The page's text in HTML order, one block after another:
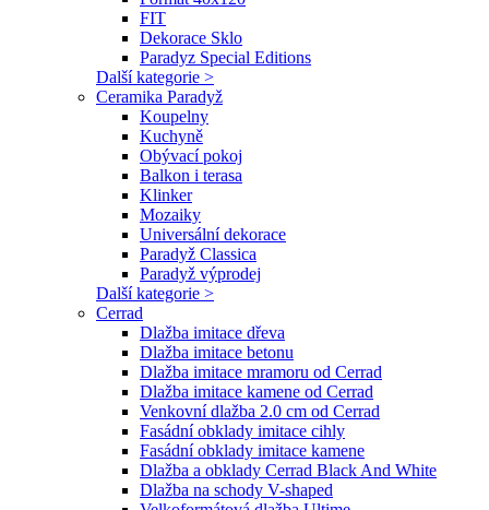
FIT
Dekorace Sklo
Paradyz Special Editions
Další kategorie >
Ceramika Paradyž
Koupelny
Kuchyně
Obývací pokoj
Balkon i terasa
Klinker
Mozaiky
Universální dekorace
Paradyž Classica
Paradyž výprodej
Další kategorie >
Cerrad
Dlažba imitace dřeva
Dlažba imitace betonu
Dlažba imitace mramoru od Cerrad
Dlažba imitace kamene od Cerrad
Venkovní dlažba 2.0 cm od Cerrad
Fasádní obklady imitace cihly
Fasádní obklady imitace kamene
Dlažba a obklady Cerrad Black And White
Dlažba na schody V-shaped